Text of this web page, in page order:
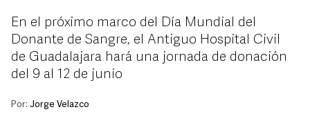
En el próximo marco del Día Mundial del
Donante de Sangre, el Antiguo Hospital Civil
de Guadalajara hará una jornada de donación
del 9 al 12 de junio
Por: Jorge Velazco